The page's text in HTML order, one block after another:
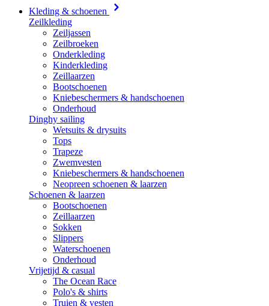
Kleding & schoenen
Zeilkleding
Zeiljassen
Zeilbroeken
Onderkleding
Kinderkleding
Zeillaarzen
Bootschoenen
Kniebeschermers & handschoenen
Onderhoud
Dinghy sailing
Wetsuits & drysuits
Tops
Trapeze
Zwemvesten
Kniebeschermers & handschoenen
Neopreen schoenen & laarzen
Schoenen & laarzen
Bootschoenen
Zeillaarzen
Sokken
Slippers
Waterschoenen
Onderhoud
Vrijetijd & casual
The Ocean Race
Polo's & shirts
Truien & vesten